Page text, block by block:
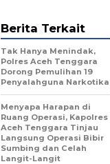
Berita Terkait
Tak Hanya Menindak,
Polres Aceh Tenggara
Dorong Pemulihan 19
Penyalahguna Narkotika
Menyapa Harapan di
Ruang Operasi, Kapolres
Aceh Tenggara Tinjau
Langsung Operasi Bibir
Sumbing dan Celah
Langit-Langit